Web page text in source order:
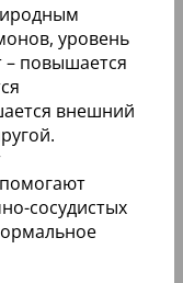
уровень
– повышается
внешний
сосудистых